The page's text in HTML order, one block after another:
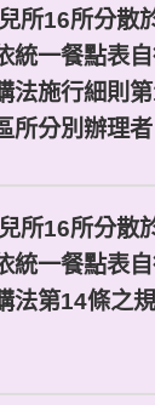
所16所分散
統一餐點表自
法施行細則
所分別辦理
所16所分散
統一餐點表自
法第14條之